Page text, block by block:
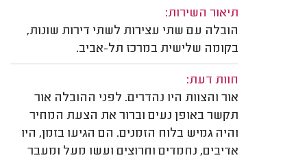
תיאור השירות:
הובלה עם שתי עצירות לשתי דירות שונות,
בקומה שלישית במרכז תל-אביב.
חוות דעת:
אור והצוות היו נהדרים. לפני ההובלה אור
תקשר באופן נעים וברור את הצעת המחיר
והיה גמיש בלוח הזמנים. הם הגיעו בזמן, היו
אדיבים, נחמדים וחרוצים ועשו מעל ומעבר